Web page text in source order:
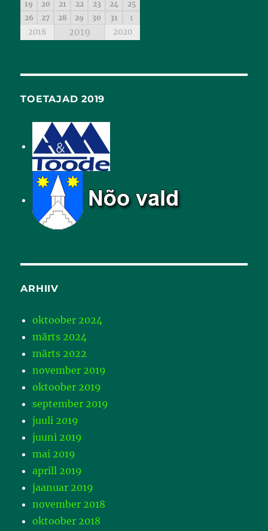
19 20 21 22 23 24
25
26
27 28 29 30 31 1
2018 2019 2020
TOETAJAD 2019
ARHIIV
oktoober 2024
märts 2024
märts 2022
november 2019
oktoober 2019
september 2019
juuli 2019
juuni 2019
mai 2019
aprill 2019
jaanuar 2019
november 2018
oktoober 2018